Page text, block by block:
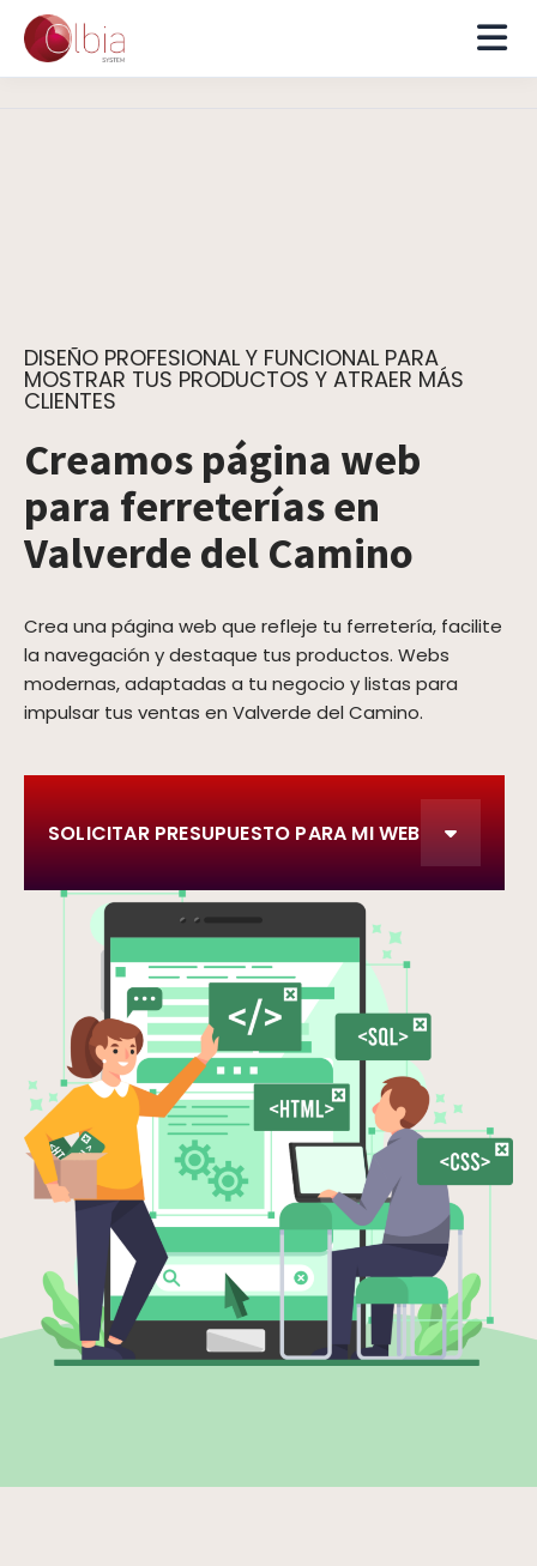
DISEÑO PROFESIONAL Y FUNCIONAL PARA
MOSTRAR TUS PRODUCTOS Y ATRAER MÁS
CLIENTES
Creamos página web
para ferreterías en
Valverde del Camino
Crea una página web que refleje tu ferretería, facilite
la navegación y destaque tus productos. Webs
modernas, adaptadas a tu negocio y listas para
impulsar tus ventas en Valverde del Camino.
SOLICITAR PRESUPUESTO PARA MI WEB